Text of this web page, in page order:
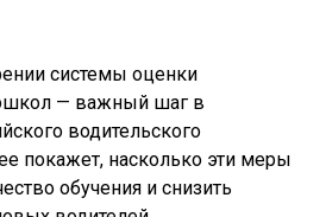
системы оценки
— важный шаг в
водительского
покажет, насколько эти меры
обучения и снизить